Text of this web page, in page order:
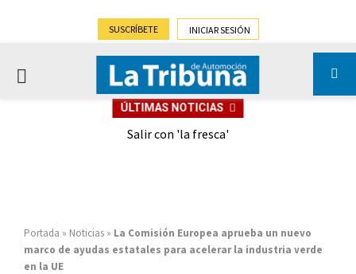
SUSCRÍBETE INICIAR SESIÓN
PRIMARY
ÚLTIMAS NOTICIAS
Salir con 'la fresca'
Portada » Noticias » La Comisión Europea aprueba un nuevo
marco de ayudas estatales para acelerar la industria verde
en la UE